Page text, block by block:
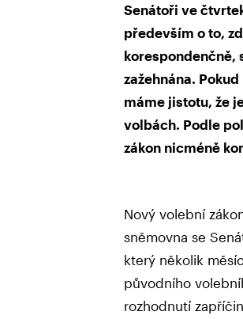
Senátoři ve
především o to,
korespondenčně,
zažehnána.
máme jistotu, že
volbách. Podle
zákon nicméně
Nový volební
sněmovna se
který několik
původního
rozhodnutí